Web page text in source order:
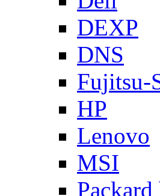
DEXP
DNS
Fujitsu-
HP
Lenovo
MSI
Packard